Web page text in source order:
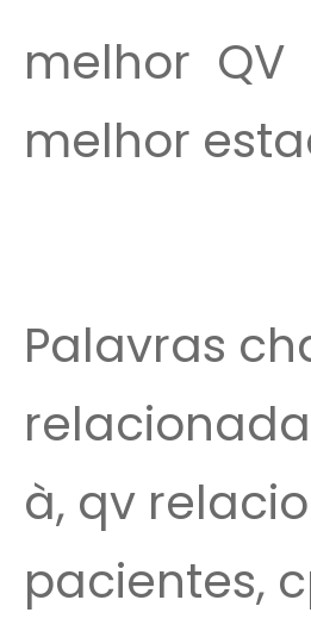
melhor
melhor
Palavras
à, qv
pacientes,